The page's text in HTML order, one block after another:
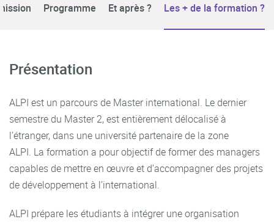
Programme Et après ? Les + de la formation ?
Présentation
ALPI est un parcours de Master international. Le dernier
semestre du Master 2, est entièrement délocalisé à
l’étranger, dans une université partenaire de la zone
ALPI. La formation a pour objectif de former des managers
capables de mettre en œuvre et d’accompagner des projets
de développement à l’international.
ALPI prépare les étudiants à intégrer une organisation